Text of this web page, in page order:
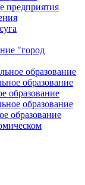
"город
образование
образование
образование
образование
образование